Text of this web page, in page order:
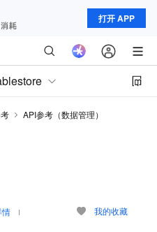
打开 APP
API参考（数据管理）
情 我的收藏